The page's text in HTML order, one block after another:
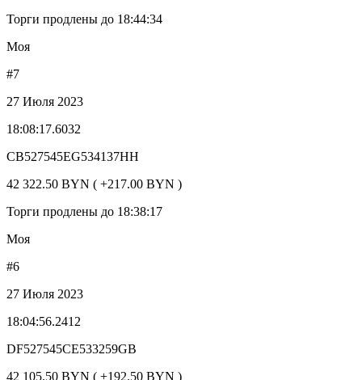
Торги продлены до 18:44:34
Моя
#7
27 Июля 2023
18:08:17.6032
CB527545EG534137HH
42 322.50 BYN ( +217.00 BYN )
Торги продлены до 18:38:17
Моя
#6
27 Июля 2023
18:04:56.2412
DF527545CE533259GB
42 105.50 BYN ( +192.50 BYN )